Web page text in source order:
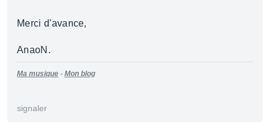
Merci d'avance,
AnaoN.
Ma musique - Mon blog
signaler